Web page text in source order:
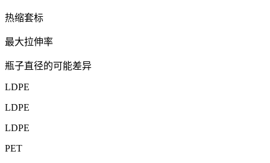
热缩套标
最大拉伸率
瓶子直径的可能差异
LDPE
LDPE
LDPE
PET